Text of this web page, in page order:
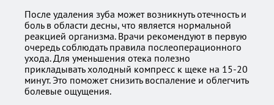
После удаления зуба может возникнуть отечность и
боль в области десны, что является нормальной
реакцией организма. Врачи рекомендуют в первую
очередь соблюдать правила послеоперационного
ухода. Для уменьшения отека полезно
прикладывать холодный компресс к щеке на 15-20
минут. Это поможет снизить воспаление и облегчить
болевые ощущения.